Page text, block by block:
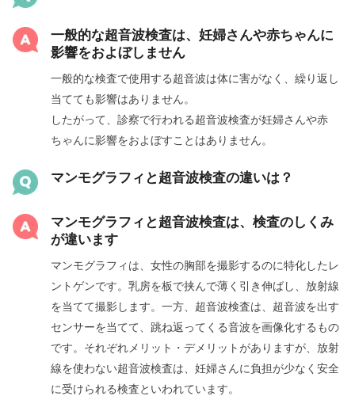
一般的な超音波検査は、妊婦さんや赤ちゃんに
影響をおよぼしません
一般的な検査で使用する超音波は体に害がなく、繰り返し
当てても影響はありません。
したがって、診察で行われる超音波検査が妊婦さんや赤
ちゃんに影響をおよぼすことはありません。
マンモグラフィと超音波検査の違いは？
マンモグラフィと超音波検査は、検査のしくみ
が違います
マンモグラフィは、女性の胸部を撮影するのに特化したレ
ントゲンです。乳房を板で挟んで薄く引き伸ばし、放射線
を当てて撮影します。 一方、超音波検査は、超音波を出す
センサーを当てて、跳ね返ってくる音波を画像化するもの
です。 それぞれメリット・デメリットがありますが、放射
線を使わない超音波検査は、妊婦さんに負担が少なく安全
に受けられる検査といわれています。